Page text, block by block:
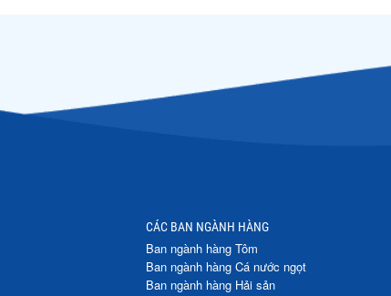
CÁC BAN NGÀNH HÀNG
Ban ngành hàng Tôm
Ban ngành hàng Cá nước ngọt
Ban ngành hàng Hải sản